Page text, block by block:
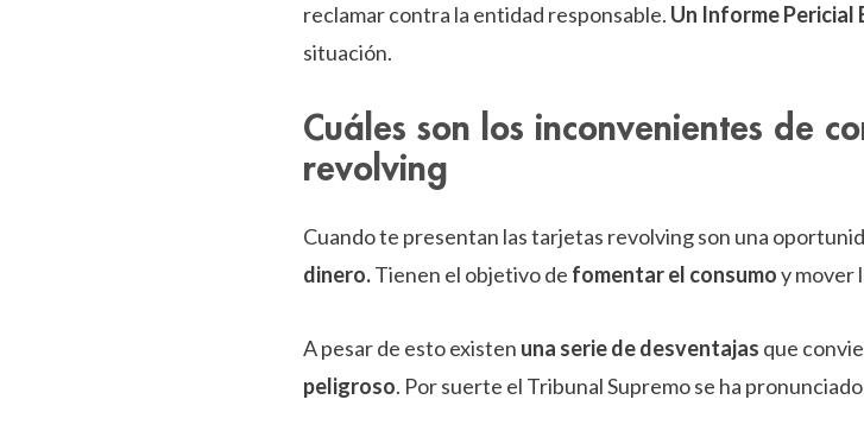
reclamar contra la entidad responsable. Un Informe Pericial
situación.
Cuáles son los inconvenientes de
revolving
Cuando te presentan las tarjetas revolving son una
dinero.Tienen el objetivo de fomentar el consumoy mover
A pesar de esto existen una serie de desventajas que
peligroso. Por suerte el Tribunal Supremo se ha